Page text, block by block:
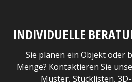
INDIVIDUELLE
Sie planen ein Objekt oder
Menge? Kontaktieren Sie
Muster, Stücklisten,